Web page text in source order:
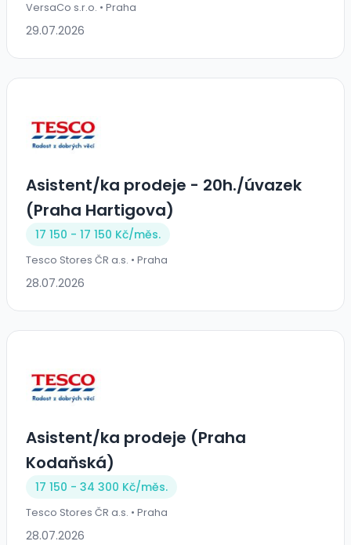
VersaCo s.r.o. • Praha
29.07.2026
Asistent/ka prodeje - 20h./úvazek
(Praha Hartigova)
17 150 - 17 150 Kč/měs.
Tesco Stores ČR a.s. • Praha
28.07.2026
Asistent/ka prodeje (Praha
Kodaňská)
17 150 - 34 300 Kč/měs.
Tesco Stores ČR a.s. • Praha
28.07.2026